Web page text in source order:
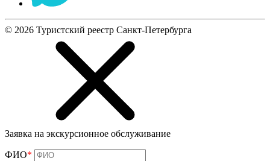
© 2026 Туристский реестр Санкт-Петербурга
Заявка на экскурсионное обслуживание
ФИО*